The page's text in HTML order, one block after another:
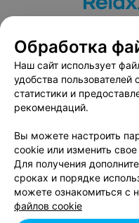
Вакансии
Публичный
Связаться по
Написать
Обработка
Обработка
Наш сайт использует
удобства пользователей
статистики и
рекомендаций.
Вы можете настроить
cookie или изменить
Для получения
сроках и порядке
можете ознакомиться с
файлов cookie